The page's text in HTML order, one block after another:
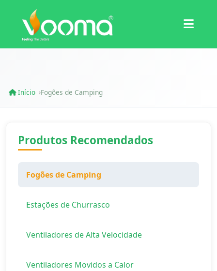
Certificações
Estudo de Caso
Início ›Fogões de Camping
Produtos Recomendados
Fogões de Camping
Estações de Churrasco
Ventiladores de Alta Velocidade
Ventiladores Movidos a Calor